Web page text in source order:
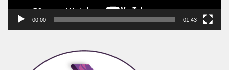
00:00 01:43